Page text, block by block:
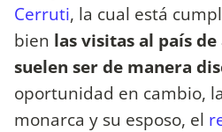
Cerruti, la cual está
bien las visitas al país
suelen ser de manera
oportunidad en cambio,
monarca y su esposo, el